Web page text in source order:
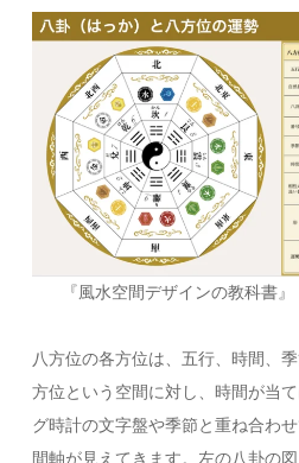
『風水空間デザインの教科書
八方位の各方位は、五行、時間、
方位という空間に対し、時間が当
グ時計の文字盤や季節と重ね合わ
間軸が見えてきます。左の八卦の